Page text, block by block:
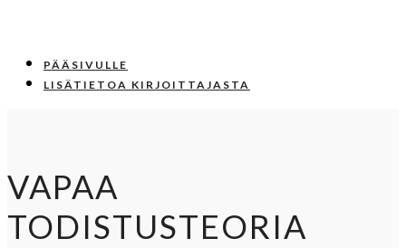
PÄÄSIVULLE
LISÄTIETOA KIRJOITTAJASTA
VAPAA
TODISTUSTEORIA